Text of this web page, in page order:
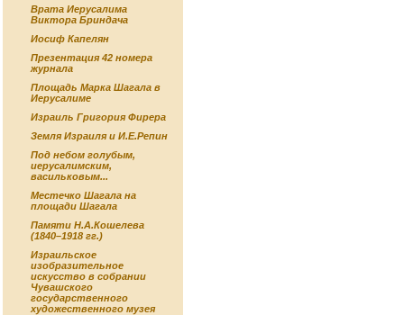
Врата Иерусалима
Виктора Бриндача
Иосиф Капелян
Презентация 42 номера
журнала
Площадь Марка Шагала в
Иерусалиме
Израиль Григория Фирера
Земля Израиля и И.Е.Репин
Под небом голубым,
иерусалимским,
васильковым...
Местечко Шагала на
площади Шагала
Памяти Н.А.Кошелева
(1840–1918 гг.)
Израильское
изобразительное
искусство в собрании
Чувашского
государственного
художественного музея